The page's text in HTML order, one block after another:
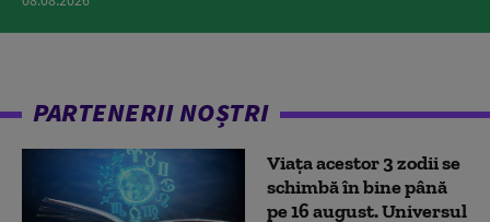
PARTENERII NOȘTRI
Viața acestor 3 zodii se
schimbă în bine până
pe 16 august. Universul